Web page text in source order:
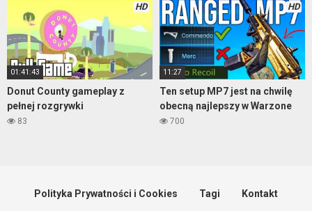
HD
01:41:43
Donut County gameplay z
pełnej rozgrywki
83
HD
11:27
Ten setup MP7 jest na chwilę
obecną najlepszy w Warzone
700
Polityka Prywatności i Cookies Tagi Kontakt